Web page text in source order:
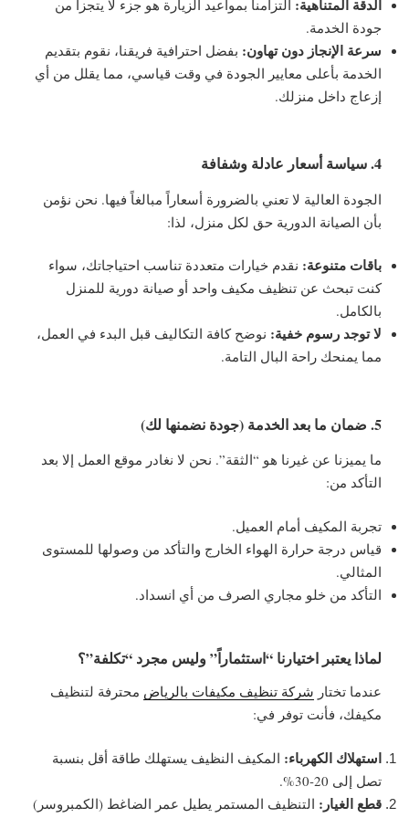
الدقة المتناهية: التزامنا بمواعيد الزيارة هو جزء لا يتجزأ من
جودة الخدمة.
سرعة الإنجاز دون تهاون: بفضل احترافية فريقنا، نقوم بتقديم
الخدمة بأعلى معايير الجودة في وقت قياسي، مما يقلل من أي
إزعاج داخل منزلك.
4. سياسة أسعار عادلة وشفافة
الجودة العالية لا تعني بالضرورة أسعاراً مبالغاً فيها. نحن نؤمن
بأن الصيانة الدورية حق لكل منزل، لذا:
باقات متنوعة: نقدم خيارات متعددة تناسب احتياجاتك، سواء
كنت تبحث عن تنظيف مكيف واحد أو صيانة دورية للمنزل
بالكامل.
لا توجد رسوم خفية: نوضح كافة التكاليف قبل البدء في العمل،
مما يمنحك راحة البال التامة.
5. ضمان ما بعد الخدمة (جودة نضمنها لك)
ما يميزنا عن غيرنا هو “الثقة”. نحن لا نغادر موقع العمل إلا بعد
التأكد من:
تجربة المكيف أمام العميل.
قياس درجة حرارة الهواء الخارج والتأكد من وصولها للمستوى
المثالي.
التأكد من خلو مجاري الصرف من أي انسداد.
لماذا يعتبر اختيارنا “استثماراً” وليس مجرد “تكلفة”؟
عندما تختار شركة تنظيف مكيفات بالرياض محترفة لتنظيف
مكيفك، فأنت توفر في:
استهلاك الكهرباء: المكيف النظيف يستهلك طاقة أقل بنسبة
تصل إلى 20-30%.
قطع الغيار: التنظيف المستمر يطيل عمر الضاغط (الكمبروسر)